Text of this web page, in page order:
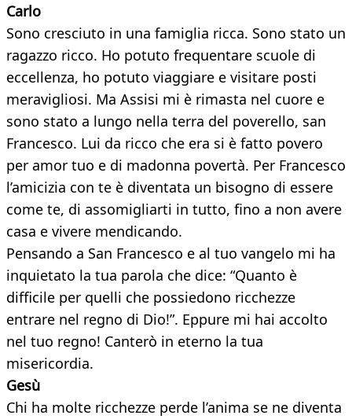
Carlo
Sono cresciuto in una famiglia ricca. Sono stato un
ragazzo ricco. Ho potuto frequentare scuole di
eccellenza, ho potuto viaggiare e visitare posti
meravigliosi. Ma Assisi mi è rimasta nel cuore e
sono stato a lungo nella terra del poverello, san
Francesco. Lui da ricco che era si è fatto povero
per amor tuo e di madonna povertà. Per Francesco
l’amicizia con te è diventata un bisogno di essere
come te, di assomigliarti in tutto, fino a non avere
casa e vivere mendicando.
Pensando a San Francesco e al tuo vangelo mi ha
inquietato la tua parola che dice: “Quanto è
difficile per quelli che possiedono ricchezze
entrare nel regno di Dio!”. Eppure mi hai accolto
nel tuo regno! Canterò in eterno la tua
misericordia.
Gesù
Chi ha molte ricchezze perde l’anima se ne diventa